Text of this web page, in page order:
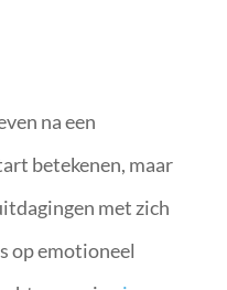
na een
betekenen, maar
met zich
op emotioneel